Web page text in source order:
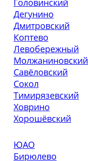
Дегунино
Дмитровский
Коптево
Левобережный
Молжаниновский
Савёловский
Сокол
Тимирязевский
Ховрино
Хорошёвский
ЮАО
Бирюлево